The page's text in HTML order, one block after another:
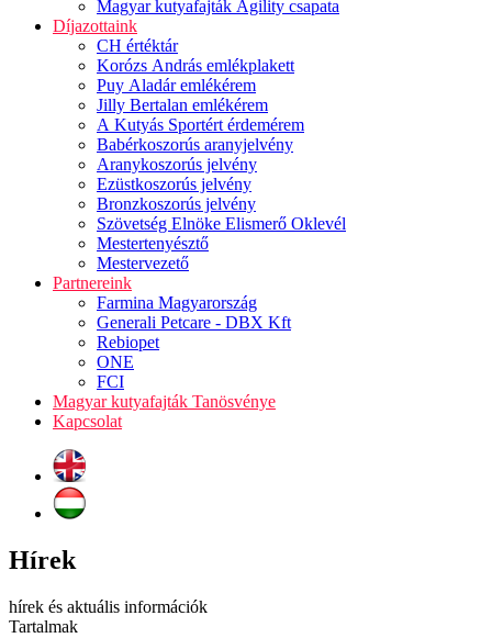
Magyar kutyafajták Agility csapata
Díjazottaink
CH értéktár
Korózs András emlékplakett
Puy Aladár emlékérem
Jilly Bertalan emlékérem
A Kutyás Sportért érdemérem
Babérkoszorús aranyjelvény
Aranykoszorús jelvény
Ezüstkoszorús jelvény
Bronzkoszorús jelvény
Szövetség Elnöke Elismerő Oklevél
Mestertenyésztő
Mestervezető
Partnereink
Farmina Magyarország
Generali Petcare - DBX Kft
Rebiopet
ONE
FCI
Magyar kutyafajták Tanösvénye
Kapcsolat
Hírek
hírek és aktuális információk
Tartalmak